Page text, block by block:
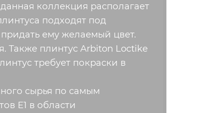
коллекция располагает
подходят под
ему желаемый цвет.
Также плинтус Arbiton Loctike
требует покраски в
сырья по самым
Е1 в области